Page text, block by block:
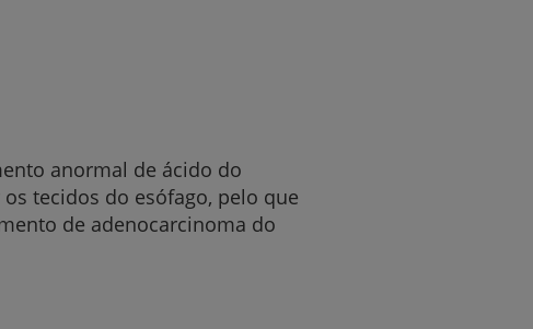
anormal de ácido do
tecidos do esófago, pelo que
de adenocarcinoma do